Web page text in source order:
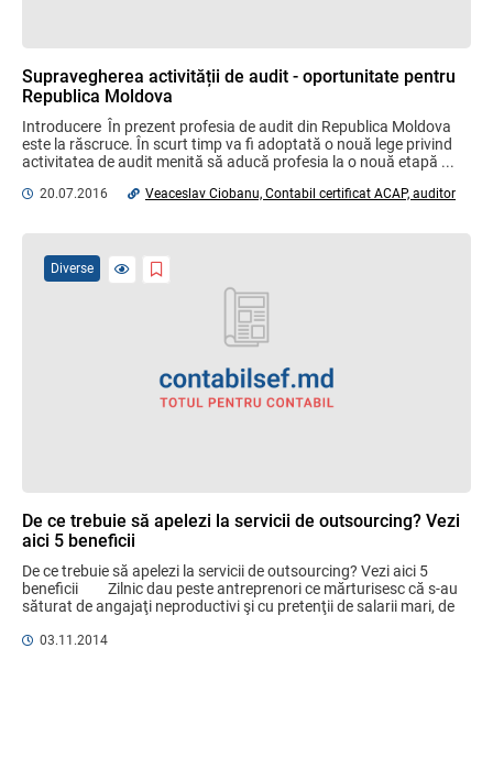
Supravegherea activității de audit - oportunitate pentru
Republica Moldova
Introducere  În prezent profesia de audit din Republica Moldova
este la răscruce. În scurt timp va fi adoptată o nouă lege privind
activitatea de audit menită să aducă profesia la o nouă etapă ...
20.07.2016 Veaceslav Ciobanu, Contabil certificat ACAP, auditor
De ce trebuie să apelezi la servicii de outsourcing? Vezi
aici 5 beneficii
De ce trebuie să apelezi la servicii de outsourcing? Vezi aici 5
beneficii         Zilnic dau peste antreprenori ce mărturisesc că s-au
săturat de angajaţi neproductivi şi cu pretenţii de salarii mari, de
03.11.2014
Diverse